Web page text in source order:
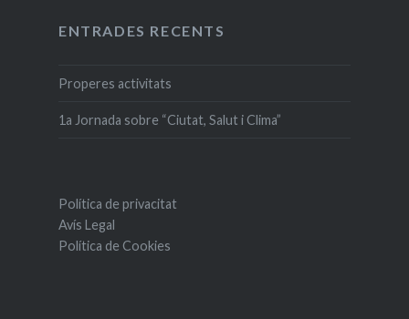
ENTRADES RECENTS
Properes activitats
1a Jornada sobre “Ciutat, Salut i Clima”
Política de privacitat
Avís Legal
Política de Cookies